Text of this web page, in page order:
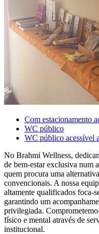
Com estacionamento
WC público
WC público acessível
No Brahmi Wellness,
de bem-estar exclusiva num
quem procura uma
convencionais. A nossa
altamente qualificados foca-
garantindo um
privilegiada.
físico e mental através de
institucional.